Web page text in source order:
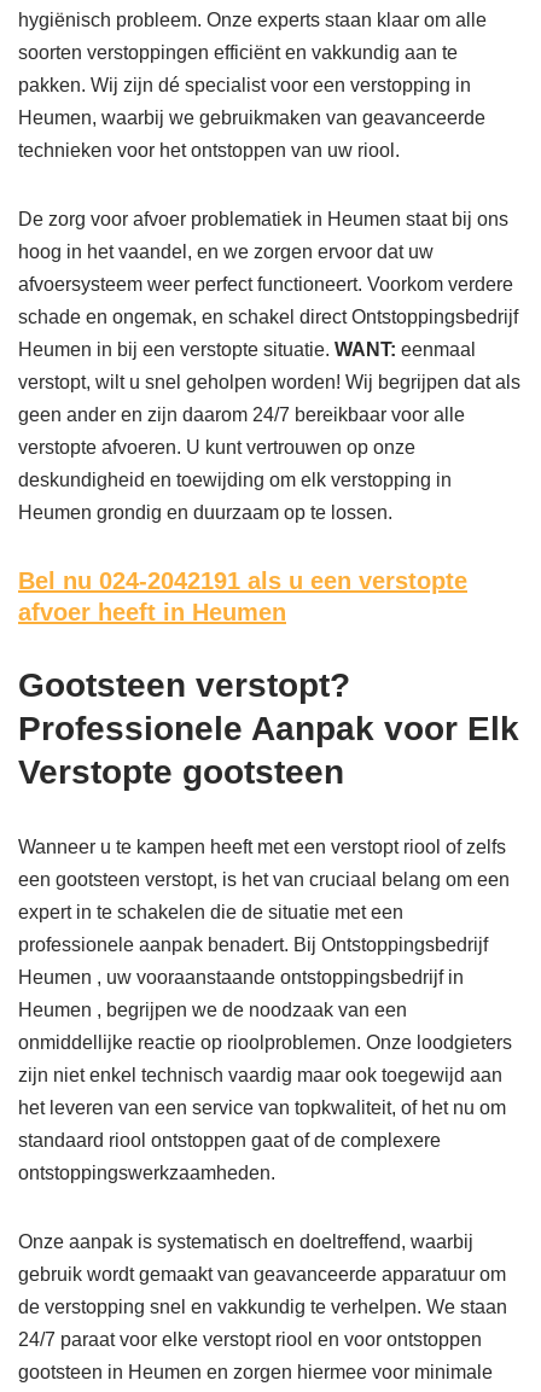
hygiënisch probleem. Onze experts staan klaar om alle
soorten verstoppingen efficiënt en vakkundig aan te
pakken. Wij zijn dé specialist voor een verstopping in
Heumen, waarbij we gebruikmaken van geavanceerde
technieken voor het ontstoppen van uw riool.
De zorg voor afvoer problematiek in Heumen staat bij ons
hoog in het vaandel, en we zorgen ervoor dat uw
afvoersysteem weer perfect functioneert. Voorkom verdere
schade en ongemak, en schakel direct Ontstoppingsbedrijf
Heumen in bij een verstopte situatie. WANT: eenmaal
verstopt, wilt u snel geholpen worden! Wij begrijpen dat als
geen ander en zijn daarom 24/7 bereikbaar voor alle
verstopte afvoeren. U kunt vertrouwen op onze
deskundigheid en toewijding om elk verstopping in
Heumen grondig en duurzaam op te lossen.
Bel nu 024-2042191 als u een verstopte
afvoer heeft in Heumen
Gootsteen verstopt?
Professionele Aanpak voor Elk
Verstopte gootsteen
Wanneer u te kampen heeft met een verstopt riool of zelfs
een gootsteen verstopt, is het van cruciaal belang om een
expert in te schakelen die de situatie met een
professionele aanpak benadert. Bij Ontstoppingsbedrijf
Heumen , uw vooraanstaande ontstoppingsbedrijf in
Heumen , begrijpen we de noodzaak van een
onmiddellijke reactie op rioolproblemen. Onze loodgieters
zijn niet enkel technisch vaardig maar ook toegewijd aan
het leveren van een service van topkwaliteit, of het nu om
standaard riool ontstoppen gaat of de complexere
ontstoppingswerkzaamheden.
Onze aanpak is systematisch en doeltreffend, waarbij
gebruik wordt gemaakt van geavanceerde apparatuur om
de verstopping snel en vakkundig te verhelpen. We staan
24/7 paraat voor elke verstopt riool en voor ontstoppen
gootsteen in Heumen en zorgen hiermee voor minimale